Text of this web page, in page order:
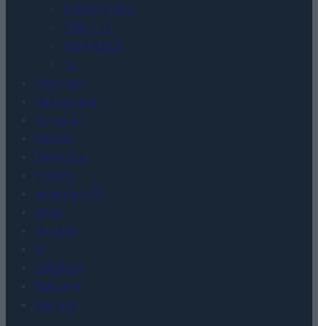
SMARTFONY
TABLETY
WEARABLE
TV
Recenzje
Porównania
Co kupić
Porady
Promocje
FinTech
Hardware PC
Moto
Gaming
AI
Redakcja
Reklama
Kontakt